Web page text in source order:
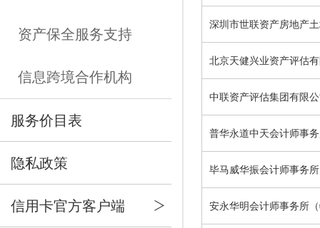
资产保全服务支持
信息跨境合作机构
服务价目表
隐私政策
信用卡官方客户端
深圳市世联资产房地产
北京天健兴业资产评估
中联资产评估集团有限
普华永道中天会计师事
毕马威华振会计师事务
安永华明会计师事务所